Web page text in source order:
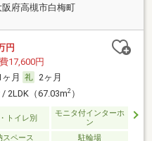
阪府高槻市白梅町
円
17,600円
ヶ月
2ヶ月
/ 2LDK（67.03m2）
トイレ別
モニタ付インターホ
ン
スペース 駐輪場